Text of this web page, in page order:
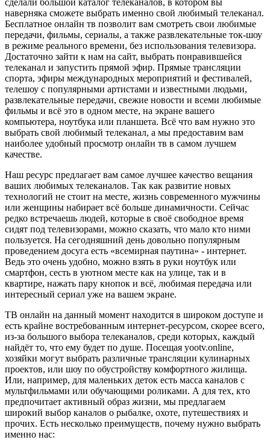
наверняка сможете выбрать именно свой любимый телеканал.
Бесплатное онлайн тв позволит вам смотреть свои любимые
передачи, фильмы, сериалы, а также развлекательные ток-шоу
в режиме реального времени, без использования телевизора.
Достаточно зайти к нам на сайт, выбрать понравившейся
телеканал и запустить прямой эфир. Прямые трансляции
спорта, эфиры международных мероприятий и фестивалей,
телешоу с популярными артистами и известными людьми,
развлекательные передачи, свежие новости и всеми любимые
фильмы и всё это в одном месте, на экране вашего
компьютера, ноутбука или планшета. Всё что вам нужно это
выбрать свой любимый телеканал, а мы предоставим вам
наиболее удобный просмотр онлайн тв в самом лучшем
качестве.
Наш ресурс предлагает вам самое лучшее качество вещания
ваших любимых телеканалов. Так как развитие новых
технологий не стоит на месте, жизнь современного мужчины
или женщины набирает всё больше динамичности. Сейчас
редко встречаешь людей, которые в своё свободное время
сидят под телевизорами, можно сказать, что мало кто ними
пользуется. На сегодняшний день довольно популярным
проведением досуга есть «всемирная паутина» - интернет.
Ведь это очень удобно, можно взять в руки ноутбук или
смартфон, сесть в уютном месте как на улице, так и в
квартире, нажать пару кнопок и всё, любимая передача или
интересный сериал уже на вашем экране.
ТВ онлайн на данный момент находится в широком доступе и
есть крайне востребованным интернет-ресурсом, скорее всего,
из-за большого выбора телеканалов, среди которых, каждый
найдёт то, что ему будет по душе. Посещая yootv.online,
хозяйки могут выбрать различные трансляции кулинарных
проектов, или шоу по обустройству комфортного жилища.
Или, например, для маленьких деток есть масса каналов с
мультфильмами или обучающими роликами. А для тех, кто
предпочитает активный образ жизни, мы предлагаем
широкий выбор каналов о рыбалке, охоте, путешествиях и
прочих. Есть несколько преимуществ, почему нужно выбрать
именно нас: